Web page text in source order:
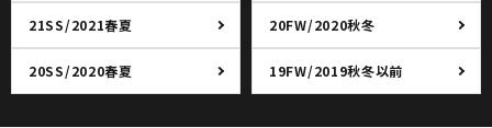
21SS/2021春夏 20FW/2020秋冬
20SS/2020春夏 19FW/2019秋冬以前